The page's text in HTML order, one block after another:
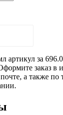
за
заказ в
а также по